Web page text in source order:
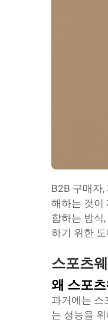
B2B 구매자
해하는 것이
합하는 방식
하기 위한
스포츠
왜 스포
과거에는 스
는 성능을